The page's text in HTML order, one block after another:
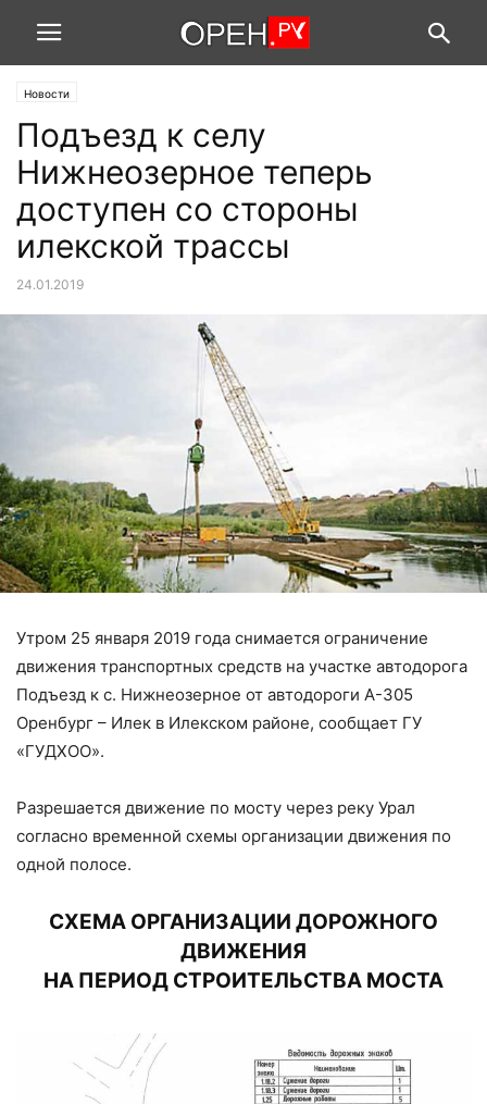
Новости
Подъезд к селу
Нижнеозерное теперь
доступен со стороны
илекской трассы
24.01.2019
Утром 25 января 2019 года снимается ограничение
движения транспортных средств на участке автодорога
Подъезд к с. Нижнеозерное от автодороги А-305
Оренбург – Илек в Илекском районе, сообщает ГУ
«ГУДХОО».
Разрешается движение по мосту через реку Урал
согласно временной схемы организации движения по
одной полосе.
СХЕМА ОРГАНИЗАЦИИ ДОРОЖНОГО
ДВИЖЕНИЯ
НА ПЕРИОД СТРОИТЕЛЬСТВА МОСТА